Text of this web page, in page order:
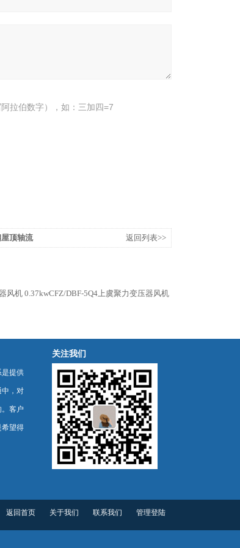
拉伯数字），如：三加四=7
顶轴流
返回列表>>
风机0.37kwCFZ/DBF-5Q4上虞聚力变压器风机
是提供
中，对
客户
希望得
关注我们
返回首页 关于我们 联系我们 管理登陆